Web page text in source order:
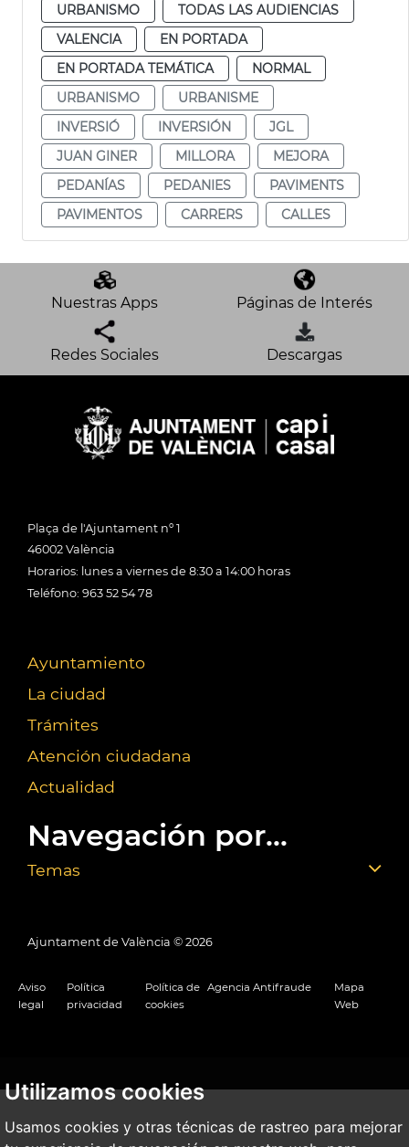
Utilizamos cookies
Usamos cookies y otras técnicas de rastreo para mejorar
URBANISMO
TODAS LAS AUDIENCIAS
VALENCIA
EN PORTADA
EN PORTADA TEMÁTICA
NORMAL
URBANISMO
URBANISME
INVERSIÓ
INVERSIÓN
JGL
JUAN GINER
MILLORA
MEJORA
PEDANÍAS
PEDANIES
PAVIMENTS
PAVIMENTOS
CARRERS CALLES
Nuestras Apps Páginas de Interés
Redes Sociales Descargas
Plaça de l'Ajuntament nº 1
46002 València
Horarios: lunes a viernes de 8:30 a 14:00 horas
Teléfono: 963 52 54 78
Ayuntamiento
La ciudad
Trámites
Atención ciudadana
Actualidad
Navegación por...
Temas
Ajuntament de València © 2026
Aviso
legal
Política
privacidad
Política de
cookies
Agencia Antifraude
Mapa
Web